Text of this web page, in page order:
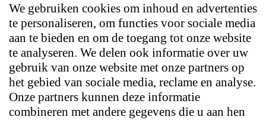
We gebruiken cookies om inhoud en advertenties
te personaliseren, om functies voor sociale media
aan te bieden en om de toegang tot onze website
te analyseren. We delen ook informatie over uw
gebruik van onze website met onze partners op
het gebied van sociale media, reclame en analyse.
Onze partners kunnen deze informatie
combineren met andere gegevens die u aan hen